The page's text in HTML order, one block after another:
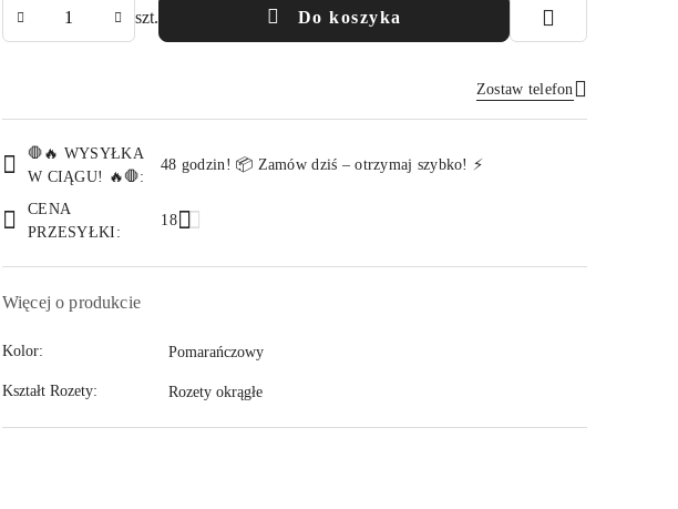
szt. Do koszyka
Zostaw telefon
Wyślij
i
dostawa
🛑🔥 WYSYŁKA
W CIĄGU! 🔥🛑:
48 godzin! 📦 Zamów dziś – otrzymaj szybko! ⚡
CENA
PRZESYŁKI:
18
Więcej o produkcie
Kolor: Pomarańczowy
Kształt Rozety: Rozety okrągłe